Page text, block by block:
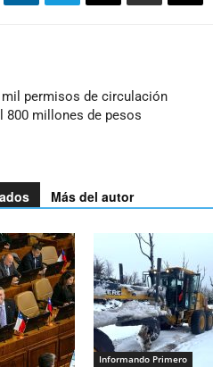
permisos de circulación
800 millones de pesos
Más del autor
Informando Primero